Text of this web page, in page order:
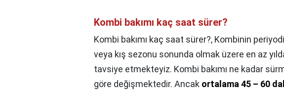
Kombi bakımı kaç saat sürer?
Kombi bakımı kaç saat sürer?, Kombinin
veya kış sezonu sonunda olmak üzere en az
tavsiye etmekteyiz. Kombi bakımı ne kadar
göre değişmektedir. Ancak ortalama 45 – 60